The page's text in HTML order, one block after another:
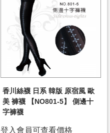
香川絲襪 日系 韓版 原宿風 歐
美 褲襪 【NO801-5】 側邊十
字褲襪
登入會員可查看價格